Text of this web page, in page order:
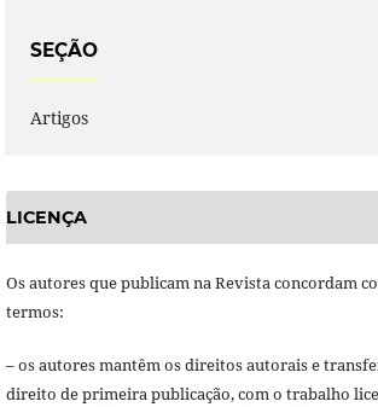
SEÇÃO
Artigos
LICENÇA
Os autores que publicam na Revista concordam
termos:
– os autores mantêm os direitos autorais e
direito de primeira publicação, com o trabalho